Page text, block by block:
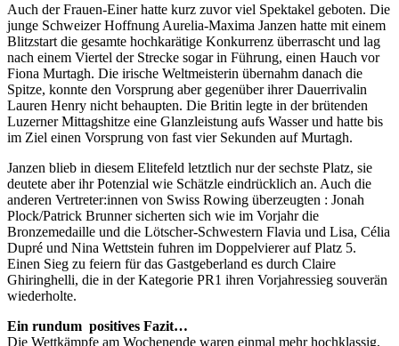
Auch der Frauen-Einer hatte kurz zuvor viel Spektakel geboten. Die
junge Schweizer Hoffnung Aurelia-Maxima Janzen hatte mit einem
Blitzstart die gesamte hochkarätige Konkurrenz überrascht und lag
nach einem Viertel der Strecke sogar in Führung, einen Hauch vor
Fiona Murtagh. Die irische Weltmeisterin übernahm danach die
Spitze, konnte den Vorsprung aber gegenüber ihrer Dauerrivalin
Lauren Henry nicht behaupten. Die Britin legte in der brütenden
Luzerner Mittagshitze eine Glanzleistung aufs Wasser und hatte bis
im Ziel einen Vorsprung von fast vier Sekunden auf Murtagh.
Janzen blieb in diesem Elitefeld letztlich nur der sechste Platz, sie
deutete aber ihr Potenzial wie Schätzle eindrücklich an. Auch die
anderen Vertreter:innen von Swiss Rowing überzeugten : Jonah
Plock/Patrick Brunner sicherten sich wie im Vorjahr die
Bronzemedaille und die Lötscher-Schwestern Flavia und Lisa, Célia
Dupré und Nina Wettstein fuhren im Doppelvierer auf Platz 5.
Einen Sieg zu feiern für das Gastgeberland es durch Claire
Ghiringhelli, die in der Kategorie PR1 ihren Vorjahressieg souverän
wiederholte.
Ein rundum positives Fazit…
Die Wettkämpfe am Wochenende waren einmal mehr hochklassig,